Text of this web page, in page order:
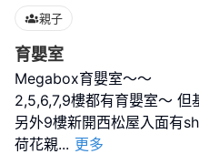
親子
育嬰室
Megabox育嬰室～～
2,5,6,7,9樓都有育嬰室～ 但
另外9樓新開西松屋入面有
荷花親... 更多